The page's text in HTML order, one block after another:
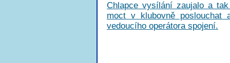
Chlapce vysílání zaujalo a
moct v klubovně
vedoucího operátora spojení.